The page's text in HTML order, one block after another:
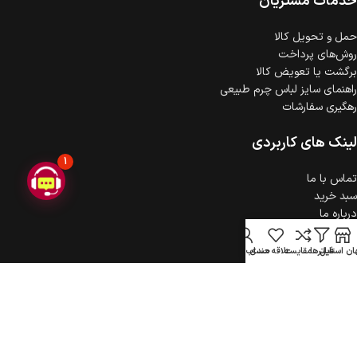
حمل‌ و تحویل کالا
روش‌های پرداخت
برگشت یا تعویض کالا
راهنمای سایز لباس چرم طبیعی
رهگیری سفارشات
لینک های کاربردی
تماس با ما
سبد خرید
درباره ما
حریم خصوصی
ثبت شکایت
استایل
فیلترهامقایسهعلاقه مندیحساب کاربری
1